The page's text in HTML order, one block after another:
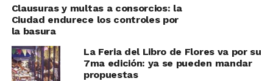
Clausuras y multas a consorcios: la
Ciudad endurece los controles por
la basura
La Feria del Libro de Flores va por su
7ma edición: ya se pueden mandar
propuestas